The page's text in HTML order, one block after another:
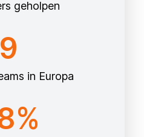
geholpen
9
in Europa